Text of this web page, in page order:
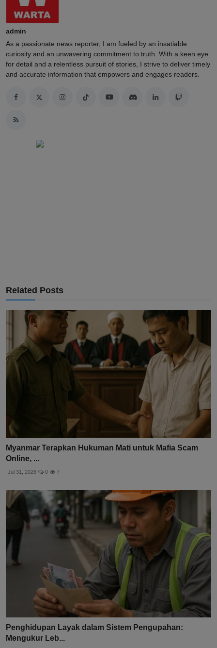
admin
As a passionate news reporter, I am fueled by an insatiable
curiosity and an unwavering commitment to truth. With a keen eye
for detail and a relentless pursuit of stories, I strive to deliver timely
and accurate information that empowers and engages readers.
Related Posts
Myanmar Terapkan Hukuman Mati untuk Mafia Scam
Online, ...
Jul 31, 2026 0 7
Penghidupan Layak dalam Sistem Pengupahan:
Mengukur Leb...